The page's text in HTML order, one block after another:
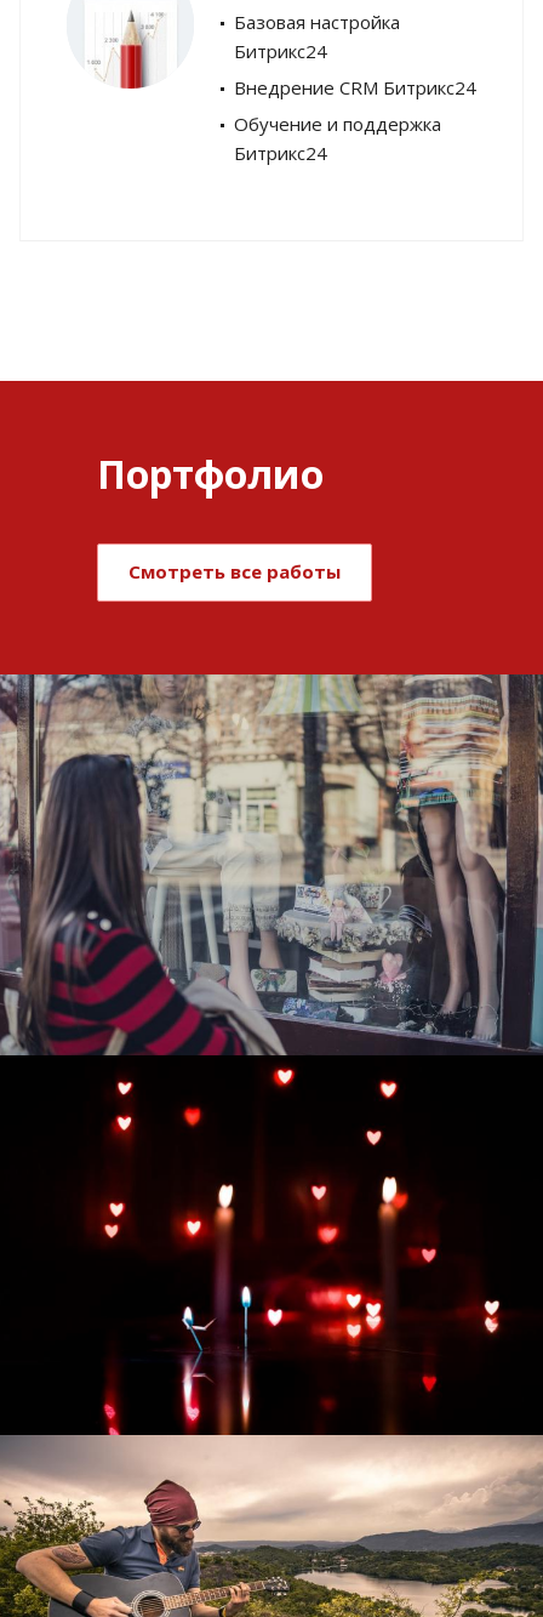
Базовая настройка
Битрикс24
Внедрение CRM Битрикс24
Обучение и поддержка
Битрикс24
Портфолио
Смотреть все работы
Развитие и поддержка интернет-
витрины StepClub
Смотреть проект
Развитие интернет-магазина "Всё для
праздника"
Смотреть проект